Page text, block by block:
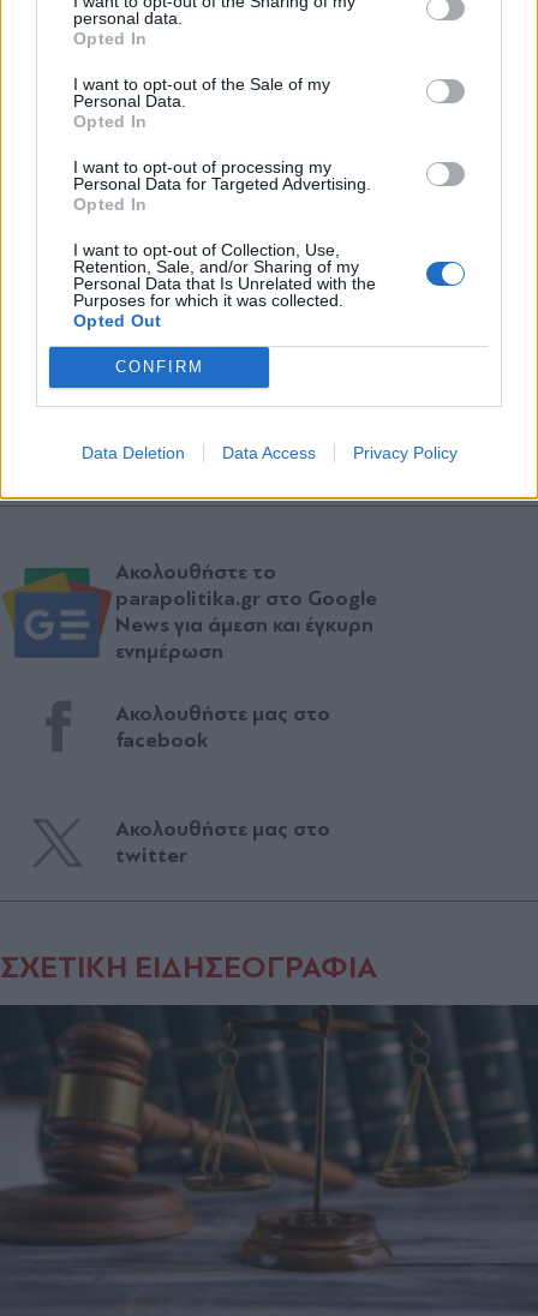
personal data.
Opted In
I want to opt-out of the Sale of my
Personal Data.
Opted In
I want to opt-out of processing my
Personal Data for Targeted Advertising.
Opted In
I want to opt-out of Collection, Use,
Retention, Sale, and/or Sharing of my
Personal Data that Is Unrelated with the
Purposes for which it was collected.
Opted Out
CONFIRM
Data Deletion Data Access Privacy Policy
συνεχίζει να δέχεται και να απαντά σε
τα οποία αντιμετωπίζουν οι δικαστές, οι
δικηγόροι και οι δικαστικοί υπάλληλοι σχετικά με
την εφαρμογή του Δικαστικού Χάρτη.
Μέχρι σήμερα έχουν απαντηθεί 343 ερωτήματα,
έχουν δε ομαδοποποιηθεί και αναρτηθεί στην
ιστοσελίδα του Υπουργείου Δικαιοσύνης 51
απαντήσεις ομοειδών ερωτημάτων.
TAGS:
Ακολουθήστε το
parapolitika.gr στο Google
News για άμεση και έγκυρη
ενημέρωση
Ακολουθήστε μας στο
facebook
Ακολουθήστε μας στο
twitter
ΣΧΕΤΙΚΗ ΕΙΔΗΣΕΟΓΡΑΦΙΑ
Αποδέχομαι τους
και την πολιτική απορρήτου
X